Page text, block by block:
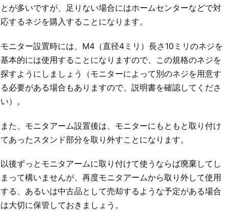
とが多いですが、足りない場合にはホームセンターなどで対
応するネジを購入することになります。
モニター設置時には、M4（直径4ミリ）長さ10ミリのネジを
基本的には使用することになりますので、この規格のネジを
探すようにしましょう（モニターによって別のネジを用意す
る必要がある場合もありますので、説明書を確認してくださ
い）。
また、モニタアーム設置後は、モニターにもともと取り付け
てあったスタンド部分を取り外すことになります。
以後ずっとモニタアームに取り付けて使うならば廃棄してし
まって構いませんが、再度モニタアームから取り外して使用
する、あるいは中古品として売却するような予定がある場合
は大切に保管しておきましょう。